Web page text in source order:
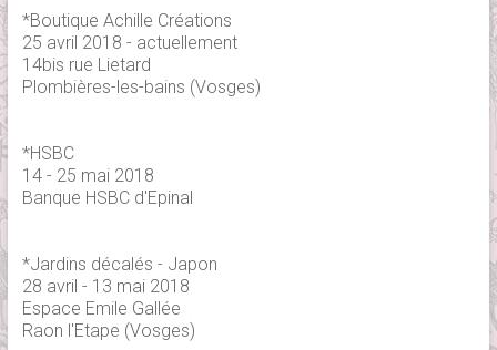
*Boutique Achille Créations
25 avril 2018 - actuellement
14bis rue Lietard
Plombières-les-bains (Vosges)
*HSBC
14 - 25 mai 2018
Banque HSBC d'Epinal
*Jardins décalés - Japon
28 avril - 13 mai 2018
Espace Emile Gallée
Raon l'Etape (Vosges)